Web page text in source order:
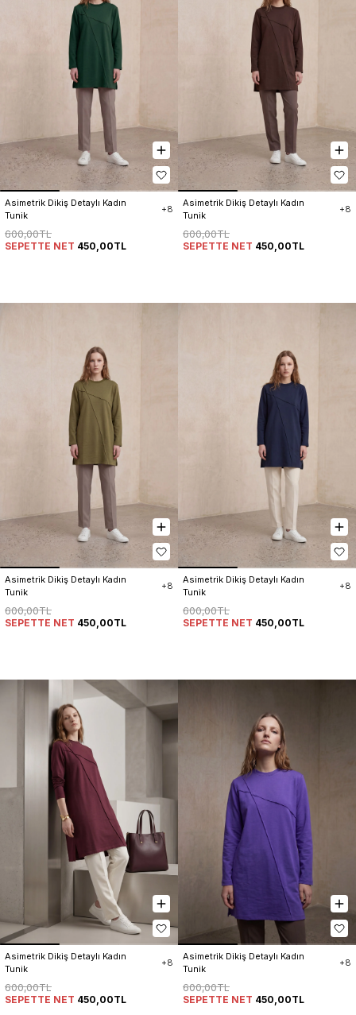
Asimetrik Dikiş Detaylı Kadın
Tunik
+8
600,00TL
SEPETTE NET 450,00TL
Asimetrik Dikiş Detaylı Kadın
Tunik
+8
600,00TL
SEPETTE NET 450,00TL
Asimetrik Dikiş Detaylı Kadın
Tunik
+8
600,00TL
SEPETTE NET 450,00TL
Asimetrik Dikiş Detaylı Kadın
Tunik
+8
600,00TL
SEPETTE NET 450,00TL
Asimetrik Dikiş Detaylı Kadın
Tunik
+8
600,00TL
SEPETTE NET 450,00TL
Asimetrik Dikiş Detaylı Kadın
Tunik
+8
600,00TL
SEPETTE NET 450,00TL